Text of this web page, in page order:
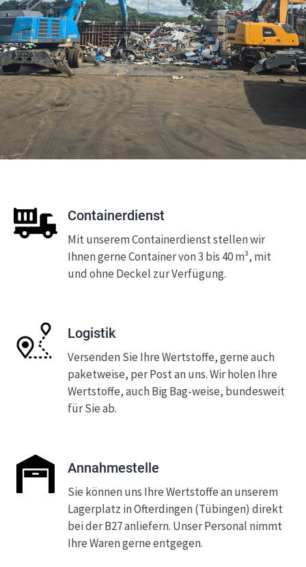
Containerdienst
Mit unserem Containerdienst stellen wir
Ihnen gerne Container von 3 bis 40 m³, mit
und ohne Deckel zur Verfügung.
Logistik
Versenden Sie Ihre Wertstoffe, gerne auch
paketweise, per Post an uns. Wir holen Ihre
Wertstoffe, auch Big Bag-weise, bundesweit
für Sie ab.
Annahmestelle
Sie können uns Ihre Wertstoffe an unserem
Lagerplatz in Ofterdingen (Tübingen) direkt
bei der B27 anliefern. Unser Personal nimmt
Ihre Waren gerne entgegen.